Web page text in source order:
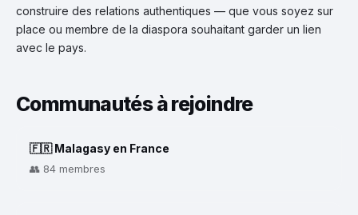
construire des relations authentiques — que vous soyez sur
place ou membre de la diaspora souhaitant garder un lien
avec le pays.
Communautés à rejoindre
🇫🇷 Malagasy en France
👥 84 membres